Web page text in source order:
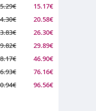
€
€
€
€
€
€
€
15.17€
20.58€
26.30€
29.89€
46.90€
76.16€
96.56€